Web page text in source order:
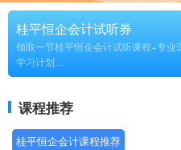
桂平恒企会计试听券
领取一节桂平恒企会计试听课程+专业
学习计划
长期
课程推荐
桂平恒企会计课程推荐